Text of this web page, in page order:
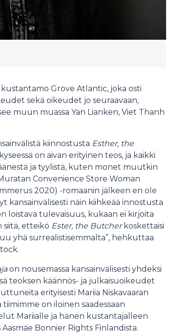
Grove Atlantic, joka osti
sekä oikeudet jo seuraavaan,
muun muassa Yan Lianken, Viet Thanh
kiinnostusta Esther, the
on aivan erityinen teos, ja kaikki
ja tyylistä, kuten monet muutkin
Convenience Store Woman
2020) -romaanin jälkeen en ole
kansainvälisesti näin kiihkeää innostusta
loistava tulevaisuus, kukaan ei kirjoita
siitä, etteikö Ester, the Butcher koskettaisi
yhä surrealistisemmalta”, hehkuttaa
on nousemassa kansainvälisesti yhdeksi
teoksen käännös- ja julkaisuoikeudet
erityisesti Mariia Niskavaaran
on iloinen saadessaan
Mariialle ja hänen kustantajalleen
Bonnier Rights Finlandista.